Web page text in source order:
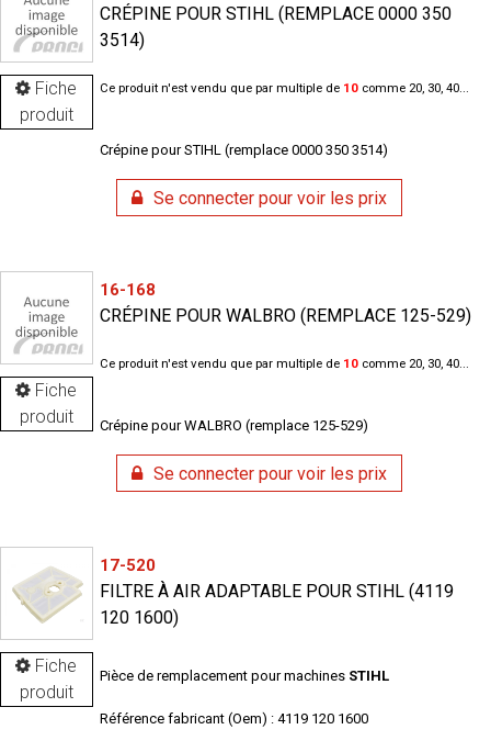
Fiche
produit
CRÉPINE POUR STIHL (REMPLACE 0000 350
3514)
Ce produit n'est vendu que par multiple de 10comme 20, 30, 40...
Crépine pour STIHL (remplace 0000 350 3514)
Se connecter pour voir les prix
Fiche
produit
16-168
CRÉPINE POUR WALBRO (REMPLACE 125-529)
Ce produit n'est vendu que par multiple de 10comme 20, 30, 40...
Crépine pour WALBRO (remplace 125-529)
Se connecter pour voir les prix
Fiche
produit
17-520
FILTRE À AIR ADAPTABLE POUR STIHL (4119
120 1600)
Pièce de remplacement pour machines STIHL
Référence fabricant (Oem) : 4119 120 1600